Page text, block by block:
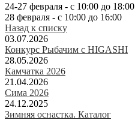
24-27 февраля - с 10:00 до 18:00
28 февраля - с 10:00 до 16:00
Назад к списку
03.07.2026
Конкурс Рыбачим с HIGASHI
28.05.2026
Камчатка 2026
21.04.2026
Сима 2026
24.12.2025
Зимняя оснастка. Каталог